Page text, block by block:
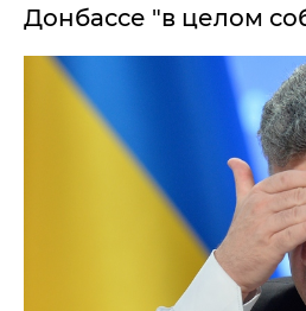
Донбассе "в целом